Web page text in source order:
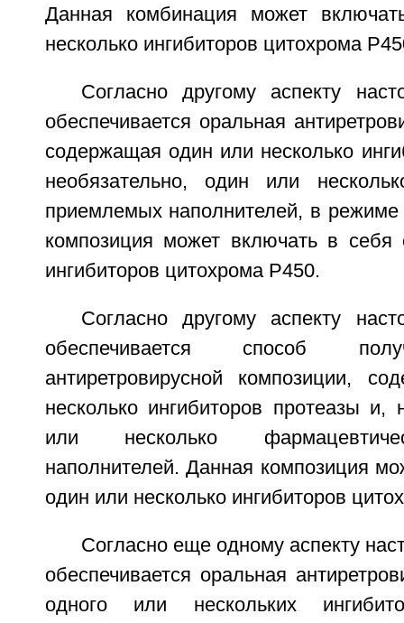
Данная комбинация может
несколько ингибиторов цитохрома
Согласно другому аспекту
обеспечивается оральная
содержащая один или несколько
необязательно, один или
приемлемых наполнителей, в
композиция может включать в себя
ингибиторов цитохрома Р450.
Согласно другому аспекту
обеспечивается способ
антиретровирусной композиции,
несколько ингибиторов протеазы и,
или несколько
наполнителей. Данная композиция
один или несколько ингибиторов
Согласно еще одному аспекту
обеспечивается оральная
одного или нескольких